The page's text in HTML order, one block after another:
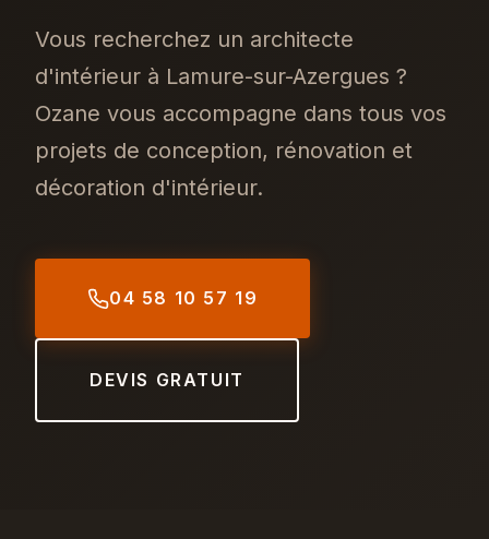
Vous recherchez un architecte
d'intérieur à Lamure-sur-Azergues ?
Ozane vous accompagne dans tous vos
projets de conception, rénovation et
décoration d'intérieur.
04 58 10 57 19
DEVIS GRATUIT